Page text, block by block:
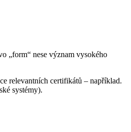
„form“ nese význam vysokého
relevantních certifikátů – například.
systémy).